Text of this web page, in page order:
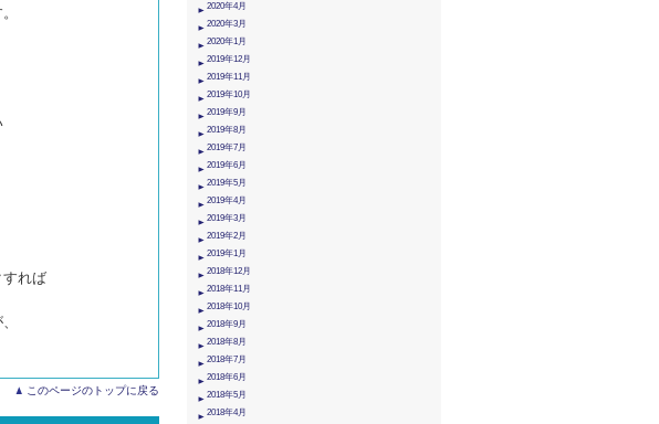
すれば
このページのトップに戻る
2020年4月
2020年3月
2020年1月
2019年12月
2019年11月
2019年10月
2019年9月
2019年8月
2019年7月
2019年6月
2019年5月
2019年4月
2019年3月
2019年2月
2019年1月
2018年12月
2018年11月
2018年10月
2018年9月
2018年8月
2018年7月
2018年6月
2018年5月
2018年4月